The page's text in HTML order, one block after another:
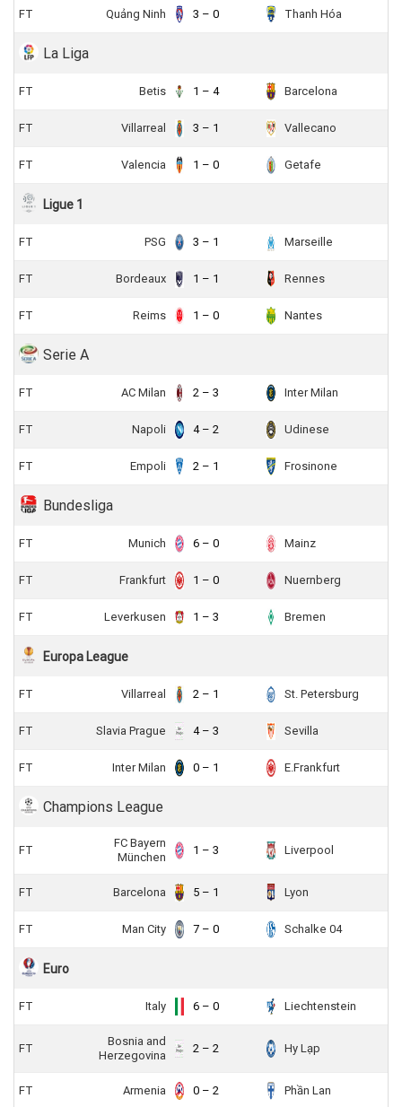
FT Quảng Ninh 3 – 0 Thanh Hóa
La Liga
FT Betis 1 – 4 Barcelona
FT Villarreal 3 – 1 Vallecano
FT Valencia 1 – 0 Getafe
Ligue 1
FT PSG 3 – 1 Marseille
FT Bordeaux 1 – 1 Rennes
FT Reims 1 – 0 Nantes
Serie A
FT AC Milan 2 – 3 Inter Milan
FT Napoli 4 – 2 Udinese
FT Empoli 2 – 1 Frosinone
Bundesliga
FT Munich 6 – 0 Mainz
FT Frankfurt 1 – 0 Nuernberg
FT Leverkusen 1 – 3 Bremen
Europa League
FT Villarreal 2 – 1 St. Petersburg
FT Slavia Prague 4 – 3 Sevilla
FT Inter Milan 0 – 1 E.Frankfurt
Champions League
FT
FC Bayern
München
1 – 3 Liverpool
FT Barcelona 5 – 1 Lyon
FT Man City 7 – 0 Schalke 04
Euro
FT Italy 6 – 0 Liechtenstein
FT
Bosnia and
Herzegovina
2 – 2 Hy Lạp
FT Armenia 0 – 2 Phần Lan